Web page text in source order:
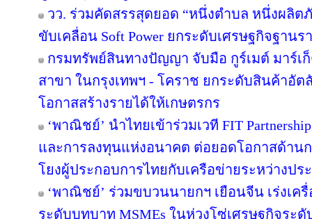
วว. ร่วมคัดสรรสุดยอด “หนึ่งตำบล หนึ่งผลิต
ขับเคลื่อน Soft Power ยกระดับเศรษฐกิจฐานร
กรมทรัพย์สินทางปัญญา จับมือ กูร์เมต์ มาร์เ
สาขา ในกรุงเทพฯ - โคราช ยกระดับสินค้าอั
โอกาสสร้างรายได้ให้เกษตรกร
‘พาณิชย์’ นำไทยเข้าร่วมเวที FIT
และการลงทุนแห่งอนาคต ต่อยอดโอกาสด้าน
โยงผู้ประกอบการไทยกับเครือข่ายระหว่างปร
‘พาณิชย์’ ร่วมขบวนนายกฯ เยือนจีน เร่งเ
ระดับบทบาท MSMEs ในห่วงโซ่เศรษฐกิจระ